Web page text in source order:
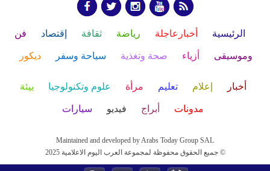
الرئيسية أخبارعاجلة رياضة ثقافة إقتصاد فن
وموسيقى أزياء صحة وتغذية سياحة وسفر ديكور
أخبار إعلام تعليم مرأة علوم وتكنولوجيا بيئة
مدونات أبراج فيديو سيارات
Maintained and developed by Arabs Today Group SAL
جميع الحقوق محفوظة لمجموعة العرب اليوم الاعلامية 2025 ©